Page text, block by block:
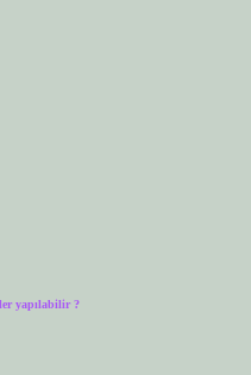
yapılabilir ?